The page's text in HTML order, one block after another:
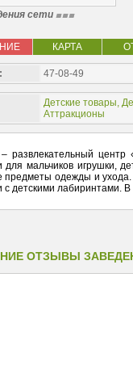
сети
КАРТА
47-08-49
Детские товары,
Аттракционы
– развлекательный
для мальчиков игрушки,
предметы одежды и
с детскими лабиринтами.
ОТЗЫВЫ